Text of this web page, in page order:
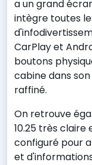
a un grand
intègre toutes
CarPlay et
boutons
cabine dans
raffiné.
On retrouve
10.25 très
configuré pour
et